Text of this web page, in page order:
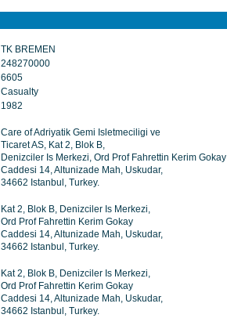
TK BREMEN
248270000
6605
Casualty
1982
Care of Adriyatik Gemi Isletmeciligi ve
Ticaret AS, Kat 2, Blok B,
Denizciler Is Merkezi, Ord Prof Fahrettin Kerim Gokay
Caddesi 14, Altunizade Mah, Uskudar,
34662 Istanbul, Turkey.
Kat 2, Blok B, Denizciler Is Merkezi,
Ord Prof Fahrettin Kerim Gokay
Caddesi 14, Altunizade Mah, Uskudar,
34662 Istanbul, Turkey.
Kat 2, Blok B, Denizciler Is Merkezi,
Ord Prof Fahrettin Kerim Gokay
Caddesi 14, Altunizade Mah, Uskudar,
34662 Istanbul, Turkey.